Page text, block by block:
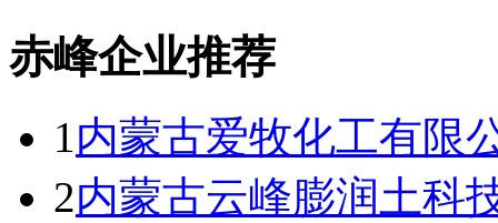
赤峰企业推荐
1内蒙古爱牧化工有限
2内蒙古云峰膨润土科